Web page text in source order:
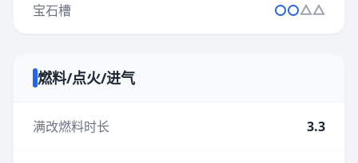
宝石槽
燃料/点火/进气
满改燃料时长 3.3